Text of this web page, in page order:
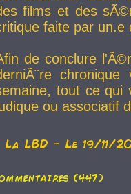
films et des
faite par
de conclure
tout ce qui
ou associatif
La LBD - Le 19/11/
(447)